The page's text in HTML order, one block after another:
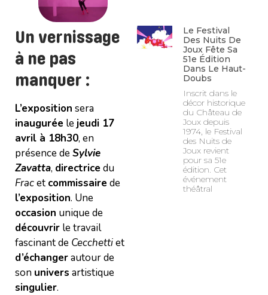
Un vernissage
à ne pas
manquer :
L’exposition sera
inaugurée lejeudi 17
avril à 18h30, en
présence deSylvie
Zavatta, directrice du
Fracet commissaire de
l’exposition. Une
occasion unique de
découvrir le travail
fascinant de Cecchettiet
d’échangerautour de
son univers artistique
singulier.
Le Festival
Des Nuits De
Joux Fête Sa
51e Édition
Dans Le Haut-
Doubs
Inscrit dans le
décor historique
du Château de
Joux depuis
1974, le Festival
des Nuits de
Joux revient
pour sa 51e
édition. Cet
événement
théâtral